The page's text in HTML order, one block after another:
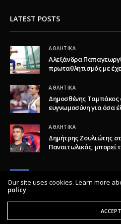
LATEST POSTS
ΑΘΛΗΤΙΚΆ
Αλεξάνδρα
πρωταθλητισμός με
ΑΘΛΗΤΙΚΆ
Δημοσθένης Ταμπάκος
ευγνωμοσύνη για όσα
ΑΘΛΗΤΙΚΆ
Δημήτρης Ζουλιώτης
Παναιτωλικός, μπορεί
Our site uses cookies. Learn more
policy
ACCEPT